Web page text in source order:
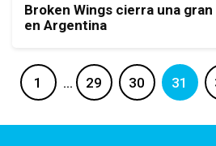
Broken Wings cierra una
en Argentina
1 … 29 30 31